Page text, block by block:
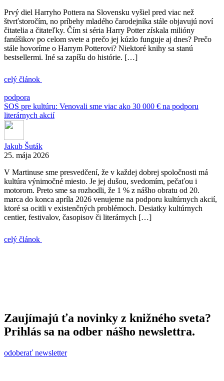
Prvý diel Harryho Pottera na Slovensku vyšiel pred viac než
štvrťstoročím, no príbehy mladého čarodejníka stále objavujú noví
čitatelia a čitateľky. Čím si séria Harry Potter získala milióny
fanúšikov po celom svete a prečo jej kúzlo funguje aj dnes? Prečo
stále hovoríme o Harrym Potterovi? Niektoré knihy sa stanú
bestsellermi. Iné sa zapíšu do histórie. […]
celý článok
podpora
SOS pre kultúru: Venovali sme viac ako 30 000 € na podporu
literárnych akcií
Jakub Šuták
25. mája 2026
V Martinuse sme presvedčení, že v každej dobrej spoločnosti má
kultúra výnimočné miesto. Je jej dušou, svedomím, pečaťou i
motorom. Preto sme sa rozhodli, že 1 % z nášho obratu od 20.
marca do konca apríla 2026 venujeme na podporu kultúrnych akcií,
ktoré sa ocitli v existenčných problémoch. Desiatky kultúrnych
centier, festivalov, časopisov či literárnych […]
celý článok
Zaujímajú ťa novinky z knižného sveta?
Prihlás sa na odber nášho newslettra.
odoberať newsletter